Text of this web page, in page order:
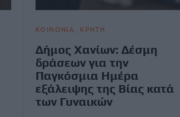
ΚΟΙΝΩΝΙΑ ΚΡΗΤΗ
Δήμος Χανίων: Δέσμη
δράσεων για την
Παγκόσμια Ημέρα
εξάλειψης της Βίας κατά
των Γυναικών